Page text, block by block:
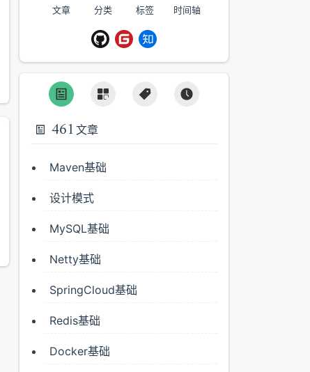
文章 分类 标签 时间轴
461 文章
Maven基础
设计模式
MySQL基础
Netty基础
SpringCloud基础
Redis基础
Docker基础